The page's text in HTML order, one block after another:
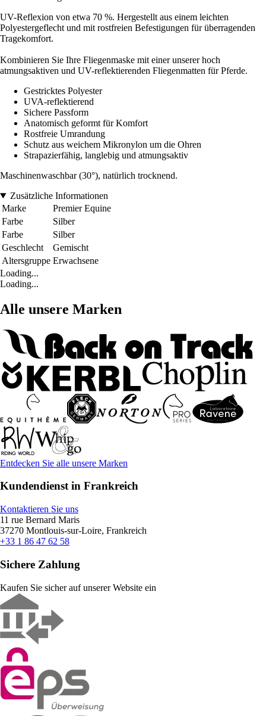
UV-Reflexion von etwa 70 %. Hergestellt aus einem leichten
Polyestergeflecht und mit rostfreien Befestigungen für überragenden
Tragekomfort.
Kombinieren Sie Ihre Fliegenmaske mit einer unserer hoch
atmungsaktiven und UV-reflektierenden Fliegenmatten für Pferde.
Gestricktes Polyester
UVA-reflektierend
Sichere Passform
Anatomisch geformt für Komfort
Rostfreie Umrandung
Schutz aus weichem Mikronylon um die Ohren
Strapazierfähig, langlebig und atmungsaktiv
Maschinenwaschbar (30°), natürlich trocknend.
Zusätzliche Informationen
Marke
Premier Equine
Farbe
Silber
Farbe
Silber
Geschlecht
Gemischt
Altersgruppe Erwachsene
Loading...
Loading...
Alle unsere Marken
Entdecken Sie alle unsere Marken
Kundendienst in Frankreich
Kontaktieren Sie uns
11 rue Bernard Maris
37270 Montlouis-sur-Loire, Frankreich
+33 1 86 47 62 58
Sichere Zahlung
Kaufen Sie sicher auf unserer Website ein